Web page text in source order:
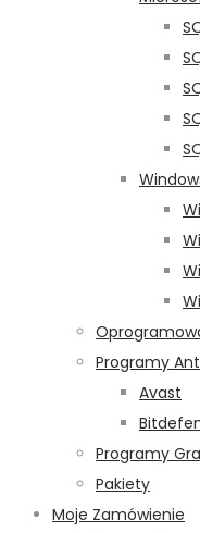
Programy
Avast
Programy
Pakiety
Moje Zamówienie